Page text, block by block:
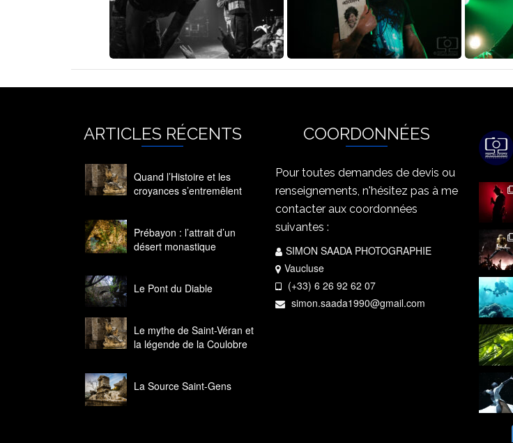
ARTICLES RÉCENTS
Quand l’Histoire et les
croyances s’entremêlent
Prébayon : l’attrait d’un
désert monastique
Le Pont du Diable
Le mythe de Saint-Véran et
la légende de la Coulobre
La Source Saint-Gens
COORDONNÉES
Pour toutes demandes de devis ou
renseignements, n'hésitez pas à me
contacter aux coordonnées
suivantes :
SIMON SAADA PHOTOGRAPHIE
Vaucluse
(+33) 6 26 92 62 07
simon.saada1990@gmail.com